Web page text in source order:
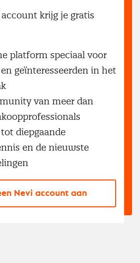
krijg je gratis
platform speciaal voor
geïnteresseerden in het
van meer dan
diepgaande
en de nieuwste
Nevi account aan